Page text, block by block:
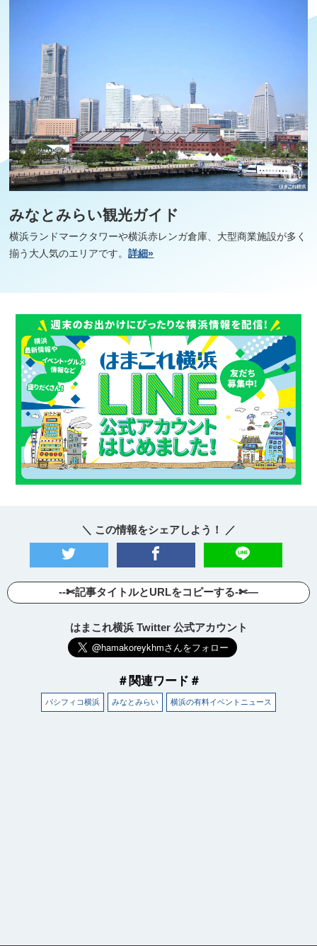
みなとみらい観光ガイド
横浜ランドマークタワーや横浜赤レンガ倉庫、大型商業施設が多く
揃う大人気のエリアです。詳細»
＼ この情報をシェアしよう！ ／
--✄記事タイトルとURLをコピーする-✄—
はまこれ横浜 Twitter 公式アカウント
＃関連ワード＃
パシフィコ横浜 みなとみらい 横浜の有料イベントニュース